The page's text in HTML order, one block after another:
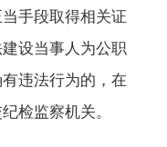
手段取得相关证
设当事人为公职
违法行为的，在
检监察机关。